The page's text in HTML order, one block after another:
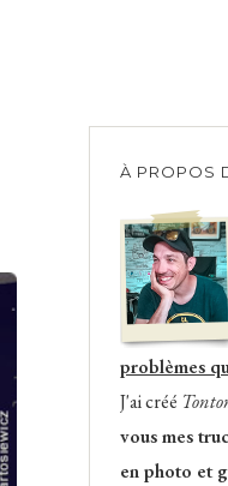
À PROPOS
problèmes
J'ai créé
vous mes
en photo et